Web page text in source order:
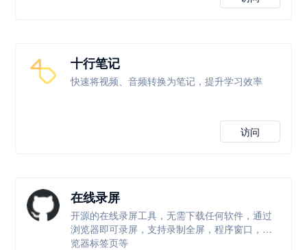
十行笔记
快速将视频、音频转换为笔记，提升学习效率
访问
在线录屏
开源的在线录屏工具，无需下载任何软件，通过
浏览器即可录屏，支持录制全屏，程序窗口，浏
览器标签页等